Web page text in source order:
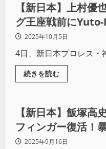
【新日本】上村優
グ王座戦前にYuto-
2025年10月5日
4日、新日本プロレス・
続きを読む
プロレス
【新日本】飯塚高
フィンガー復活！
然2025年9月16日